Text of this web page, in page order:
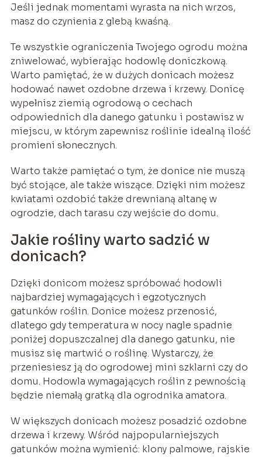
Jeśli jednak momentami wyrasta na nich wrzos,
masz do czynienia z glebą kwaśną.
Te wszystkie ograniczenia Twojego ogrodu można
zniwelować, wybierając hodowlę doniczkową.
Warto pamiętać, że w dużych donicach możesz
hodować nawet ozdobne drzewa i krzewy. Donicę
wypełnisz ziemią ogrodową o cechach
odpowiednich dla danego gatunku i postawisz w
miejscu, w którym zapewnisz roślinie idealną ilość
promieni słonecznych.
Warto także pamiętać o tym, że donice nie muszą
być stojące, ale także wiszące. Dzięki nim możesz
kwiatami ozdobić także drewnianą altanę w
ogrodzie, dach tarasu czy wejście do domu.
Jakie rośliny warto sadzić w
donicach?
Dzięki donicom możesz spróbować hodowli
najbardziej wymagających i egzotycznych
gatunków roślin. Donice możesz przenosić,
dlatego gdy temperatura w nocy nagle spadnie
poniżej dopuszczalnej dla danego gatunku, nie
musisz się martwić o roślinę. Wystarczy, że
przeniesiesz ją do ogrodowej mini szklarni czy do
domu. Hodowla wymagających roślin z pewnością
będzie niemałą gratką dla ogrodnika amatora.
W większych donicach możesz posadzić ozdobne
drzewa i krzewy. Wśród najpopularniejszych
gatunków można wymienić: klony palmowe, rajskie